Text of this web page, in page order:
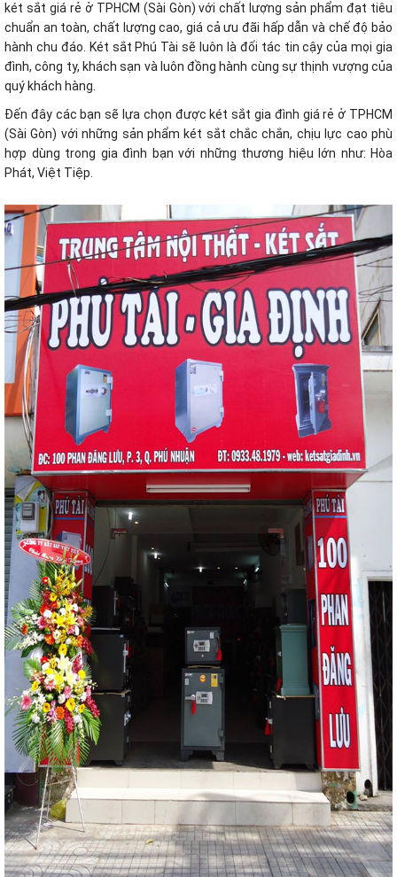
két sắt giá rẻ ở TPHCM (Sài Gòn) với chất lượng sản phẩm đạt tiêu
chuẩn an toàn, chất lượng cao, giá cả ưu đãi hấp dẫn và chế độ bảo
hành chu đáo. Két sắt Phú Tài sẽ luôn là đối tác tin cậy của mọi gia
đình, công ty, khách sạn và luôn đồng hành cùng sự thịnh vượng của
quý khách hàng.
Đến đây các bạn sẽ lựa chọn được két sắt gia đình giá rẻ ở TPHCM
(Sài Gòn) với những sản phẩm két sắt chắc chắn, chịu lực cao phù
hợp dùng trong gia đình bạn với những thương hiệu lớn như: Hòa
Phát, Việt Tiệp.